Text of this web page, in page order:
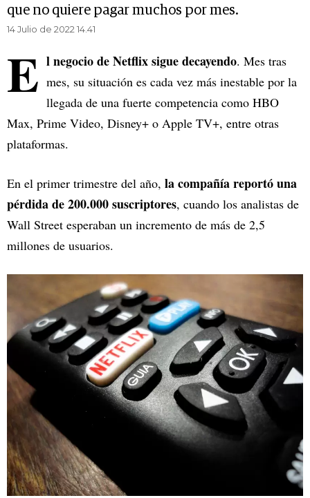
que no quiere pagar muchos por mes.
14 Julio de 2022 14.41
E l negocio de Netflix sigue decayendo. Mes tras
mes, su situación es cada vez más inestable por la
llegada de una fuerte competencia como HBO
Max, Prime Video, Disney+ o Apple TV+, entre otras
plataformas.
En el primer trimestre del año, la compañía reportó una
pérdida de 200.000 suscriptores, cuando los analistas de
Wall Street esperaban un incremento de más de 2,5
millones de usuarios.